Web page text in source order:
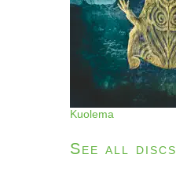
Kuolema
See all discs